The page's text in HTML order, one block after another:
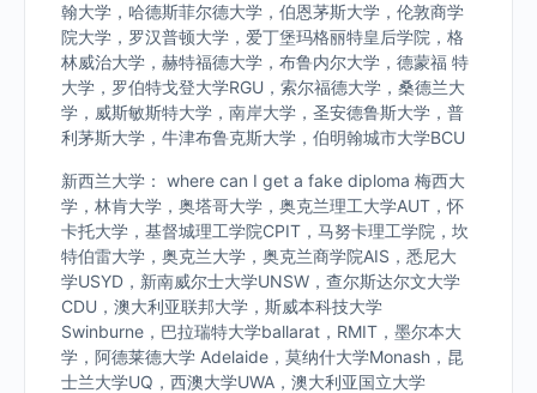
翰大学，哈德斯菲尔德大学，伯恩茅斯大学，伦敦商学
院大学，罗汉普顿大学，爱丁堡玛格丽特皇后学院，格
林威治大学，赫特福德大学，布鲁内尔大学，德蒙福 特
大学，罗伯特戈登大学RGU，索尔福德大学，桑德兰大
学，威斯敏斯特大学，南岸大学，圣安德鲁斯大学，普
利茅斯大学，牛津布鲁克斯大学，伯明翰城市大学BCU
新西兰大学： where can I get a fake diploma 梅西大
学，林肯大学，奥塔哥大学，奥克兰理工大学AUT，怀
卡托大学，基督城理工学院CPIT，马努卡理工学院，坎
特伯雷大学，奥克兰大学，奥克兰商学院AIS，悉尼大
学USYD，新南威尔士大学UNSW，查尔斯达尔文大学
CDU，澳大利亚联邦大学，斯威本科技大学
Swinburne，巴拉瑞特大学ballarat，RMIT，墨尔本大
学，阿德莱德大学 Adelaide，莫纳什大学Monash，昆
士兰大学UQ，西澳大学UWA，澳大利亚国立大学